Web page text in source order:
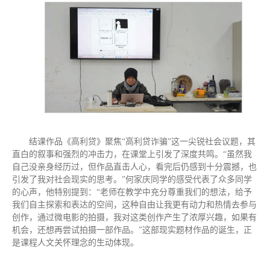
结课作品《高利贷》聚焦“高利贷诈骗”这一尖锐社会议题，其
直白的叙事和强烈的冲击力，在课堂上引发了深度共鸣。“虽然我
自己没亲身经历过，但作品直击人心，看完后仍感到十分震撼，也
引发了我对社会现实的思考。”何家庆同学的感受代表了众多同学
的心声，他特别提到：“老师在教学中充分尊重我们的想法，给予
我们自主探索和表达的空间，这种自由让我更有动力和热情去参与
创作，通过微电影的拍摄，我对这类创作产生了浓厚兴趣，如果有
机会，还想再尝试拍摄一部作品。”这部现实题材作品的诞生，正
是课程人文关怀理念的生动体现。